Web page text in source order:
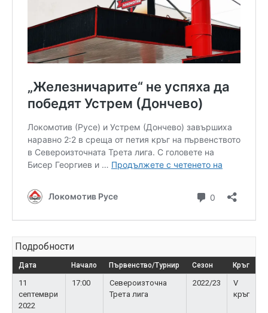
Подробности
Дата Начало Първенство/Турнир Сезон Кръг
11
септември
2022
17:00
Североизточна
Трета лига
2022/23
V
кръг